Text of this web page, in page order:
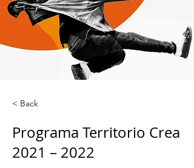
< Back
Programa Territorio Crea
2021 – 2022